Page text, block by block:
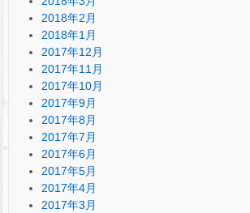
2018年2月
2018年1月
2017年12月
2017年11月
2017年10月
2017年9月
2017年8月
2017年7月
2017年6月
2017年5月
2017年4月
2017年3月